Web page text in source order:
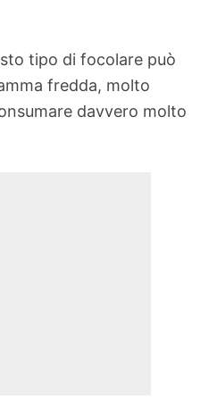
tipo di focolare può
fredda, molto
davvero molto